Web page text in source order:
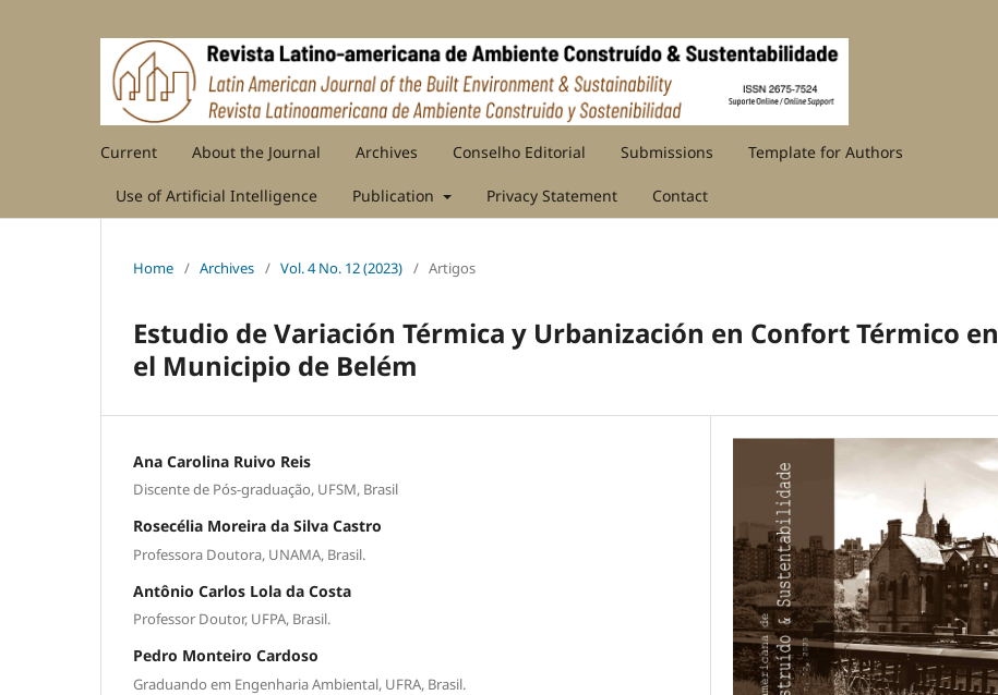
Current About the Journal Archives Conselho Editorial Submissions Template for Authors
Use of Artificial Intelligence Publication Privacy Statement Contact
Home / Archives / Vol. 4 No. 12 (2023) / Artigos
Estudio de Variación Térmica y Urbanización en Confort Térmico en
el Municipio de Belém
Ana Carolina Ruivo Reis
Discente de Pós-graduação, UFSM, Brasil
Rosecélia Moreira da Silva Castro
Professora Doutora, UNAMA, Brasil.
Antônio Carlos Lola da Costa
Professor Doutor, UFPA, Brasil.
Pedro Monteiro Cardoso
Graduando em Engenharia Ambiental, UFRA, Brasil.